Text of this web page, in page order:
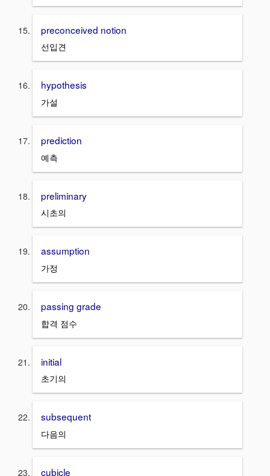
preconceived notion
선입견
hypothesis
가설
prediction
예측
preliminary
시초의
assumption
가정
passing grade
합격 점수
initial
초기의
subsequent
다음의
cubicle